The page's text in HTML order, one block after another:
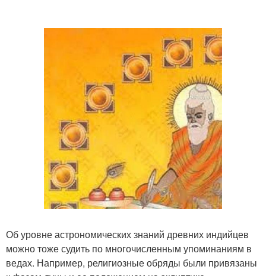
Об уровне астрономических знаний древних индийцев
можно тоже судить по многочисленным упоминаниям в
ведах. Например, религиозные обряды были привязаны